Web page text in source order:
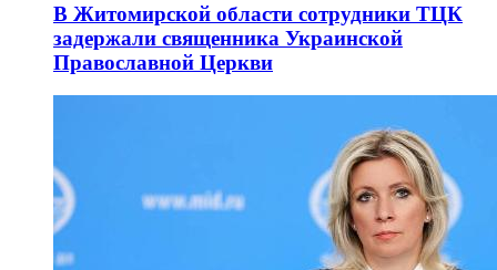
В Житомирской области сотрудники ТЦК
задержали священника Украинской
Православной Церкви